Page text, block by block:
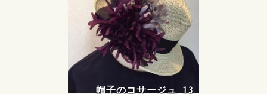
帽子のコサージュ_13